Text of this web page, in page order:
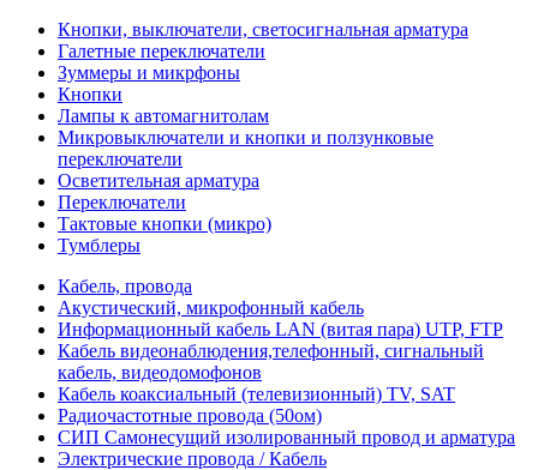
Кнопки, выключатели, светосигнальная арматура
Галетные переключатели
Зуммеры и микрфоны
Кнопки
Лампы к автомагнитолам
Микровыключатели и кнопки и ползунковые
переключатели
Осветительная арматура
Переключатели
Тактовые кнопки (микро)
Тумблеры
Кабель, провода
Акустический, микрофонный кабель
Информационный кабель LAN (витая пара) UTP, FTP
Кабель видеонаблюдения,телефонный, сигнальный
кабель, видеодомофонов
Кабель коаксиальный (телевизионный) TV, SAT
Радиочастотные провода (50ом)
СИП Самонесущий изолированный провод и арматура
Электрические провода / Кабель